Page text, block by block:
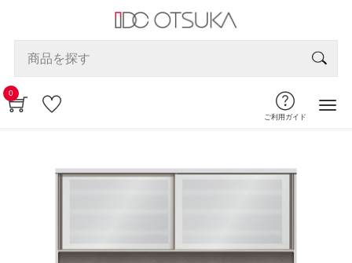
0
ご利用ガイド